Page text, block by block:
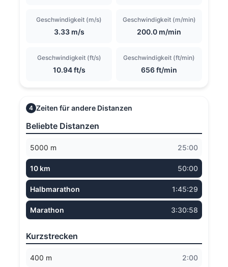
Geschwindigkeit (m/s)
3.33 m/s
Geschwindigkeit (m/min)
200.0 m/min
Geschwindigkeit (ft/s)
10.94 ft/s
Geschwindigkeit (ft/min)
656 ft/min
4 Zeiten für andere Distanzen
Beliebte Distanzen
5000 m 25:00
10 km 50:00
Halbmarathon 1:45:29
Marathon 3:30:58
Kurzstrecken
400 m 2:00